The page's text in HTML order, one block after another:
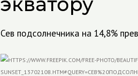
Сев подсолнечника на 14,8%